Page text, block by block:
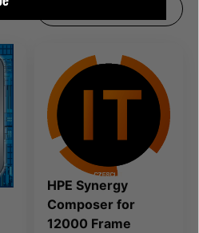
HPE Synergy
Composer for
12000 Frame